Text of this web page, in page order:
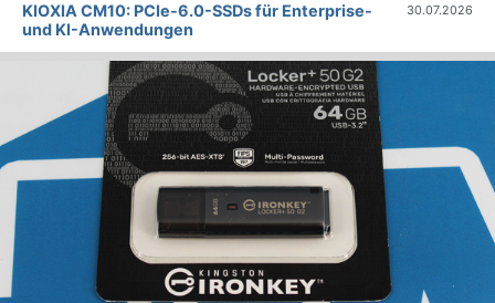
KIOXIA CM10: PCIe-6.0-SSDs für Enterprise-
und KI-Anwendungen
30.07.2026